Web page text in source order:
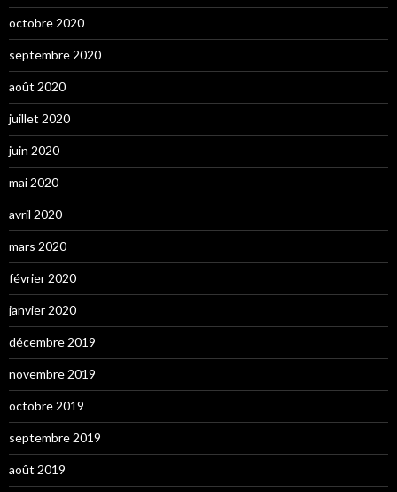
octobre 2020
septembre 2020
août 2020
juillet 2020
juin 2020
mai 2020
avril 2020
mars 2020
février 2020
janvier 2020
décembre 2019
novembre 2019
octobre 2019
septembre 2019
août 2019